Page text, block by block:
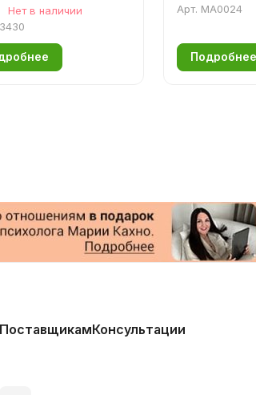
Нет в наличии
Арт. МА0024
Подробнее
ПоставщикамКонсультации